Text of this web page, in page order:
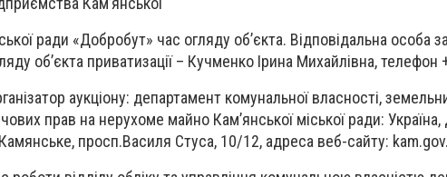
ради «Добробут» час огляду об’єкта. Відповідальна особа
об’єкта приватизації – Кучменко Ірина Михайлівна,
аукціону: департамент комунальної власності,
прав на нерухоме майно Кам’янської міської ради:
просп.Василя Стуса, 10/12, адреса веб-сайту: